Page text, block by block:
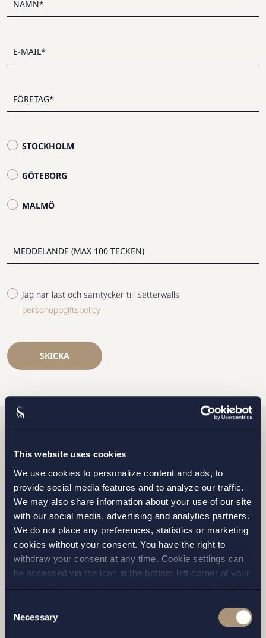
This website uses cookies
We use cookies to personalize content and ads, to
provide social media features and to analyze our traffic.
We may also share information about your use of our site
with our social media, advertising and analytics partners.
We do not place any preferences, statistics or marketing
cookies without your consent. You have the right to
withdraw your consent at any time. Cookie settings can
be accessed via the icon in the bottom left corner of your
screen. Should you choose to not consent we will only
andprivacy policy
for more details on cookies and our
Selection
Necessary
STOCKHOLM
GÖTEBORG
MALMÖ
Jag har läst och samtycker till Setterwalls
personuppgiftspolicy
SKICKA
Relaterade nyheter